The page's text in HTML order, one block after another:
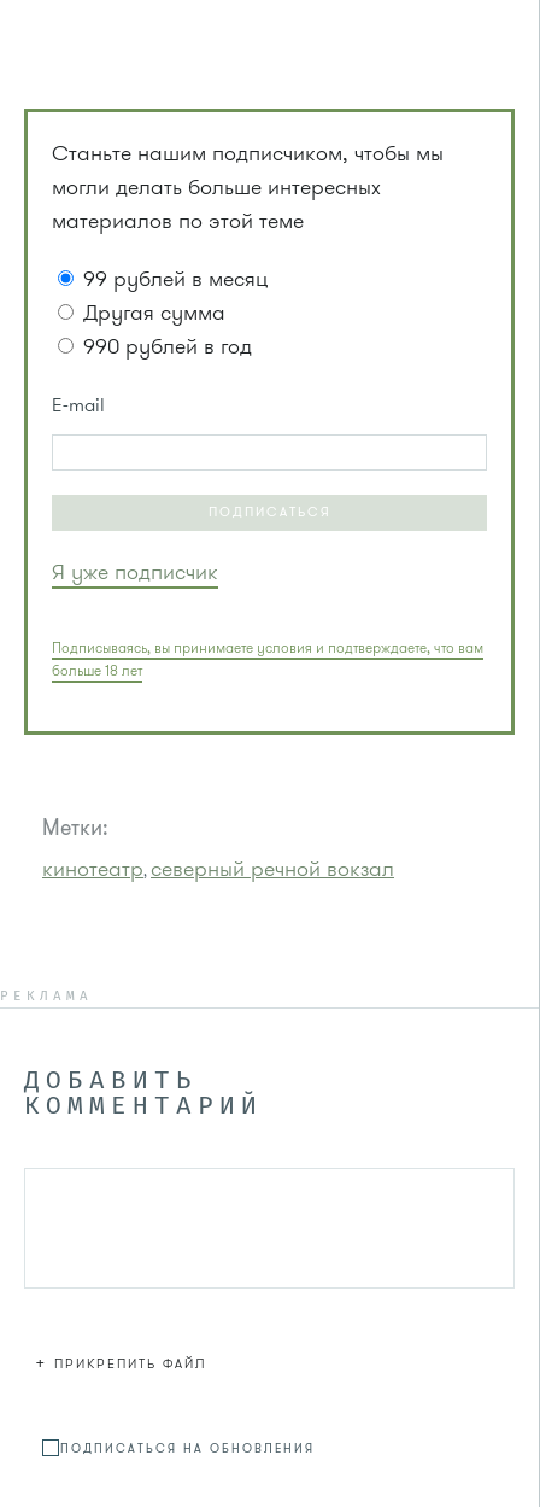
Станьте нашим подписчиком, чтобы мы
могли делать больше интересных
материалов по этой теме
99 рублей в месяц
Другая сумма
990 рублей в год
E-mail
ПОДПИСАТЬСЯ
Я уже подписчик
Подписываясь, вы принимаете условия и подтверждаете, что вам
больше 18 лет
Метки:
кинотеатр, северный речной вокзал
РЕКЛАМА
ДОБАВИТЬ
КОММЕНТАРИЙ
+ ПРИКРЕПИТЬ ФАЙЛ
ПОДПИСАТЬСЯ НА ОБНОВЛЕНИЯ